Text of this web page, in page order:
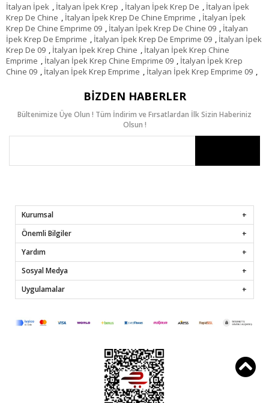
İtalyan İpek , İtalyan İpek Krep , İtalyan İpek Krep De , İtalyan İpek
Krep De Chine , İtalyan İpek Krep De Chine Emprime , İtalyan İpek
Krep De Chine Emprime 09 , İtalyan İpek Krep De Chine 09 , İtalyan
İpek Krep De Emprime , İtalyan İpek Krep De Emprime 09 , İtalyan İpek
Krep De 09 , İtalyan İpek Krep Chine , İtalyan İpek Krep Chine
Emprime , İtalyan İpek Krep Chine Emprime 09 , İtalyan İpek Krep
Chine 09 , İtalyan İpek Krep Emprime , İtalyan İpek Krep Emprime 09 ,
BIZDEN HABERLER
Bültenimize Üye Olun ! Tüm İndirim ve Fırsatlardan İlk Sizin Haberiniz
Olsun !
Kurumsal
Önemli Bilgiler
Yardım
Sosyal Medya
Uygulamalar